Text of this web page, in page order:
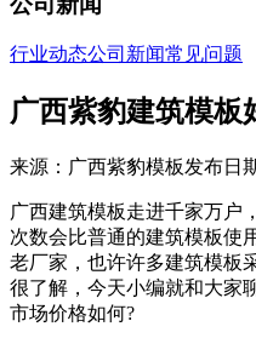
行业动态公司新闻常见问题
广西紫豹建筑模板
来源：广西紫豹模板发布日
广西建筑模板走进千家万户
次数会比普通的建筑模板使
老厂家，也许许多建筑模板
很了解，今天小编就和大家
市场价格如何?